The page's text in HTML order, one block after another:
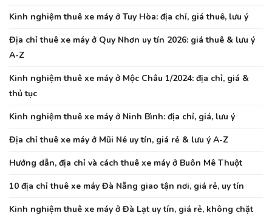
Kinh nghiệm thuê xe máy ở Tuy Hòa: địa chỉ, giá thuê, lưu ý
Địa chỉ thuê xe máy ở Quy Nhơn uy tín 2026: giá thuê & lưu ý
A-Z
Kinh nghiệm thuê xe máy ở Mộc Châu 1/2024: địa chỉ, giá &
thủ tục
Kinh nghiệm thuê xe máy ở Ninh Bình: địa chỉ, giá, lưu ý
Địa chỉ thuê xe máy ở Mũi Né uy tín, giá rẻ & lưu ý A-Z
Hướng dẫn, địa chỉ và cách thuê xe máy ở Buôn Mê Thuột
10 địa chỉ thuê xe máy Đà Nẵng giao tận nơi, giá rẻ, uy tín
Kinh nghiệm thuê xe máy ở Đà Lạt uy tín, giá rẻ, không chặt